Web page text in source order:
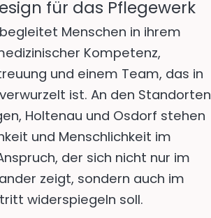
für das Pflegewerk
Menschen in ihrem
Kompetenz,
und einem Team, das in
ist. An den Standorten
Holtenau und Osdorf stehen
und Menschlichkeit im
der sich nicht nur im
zeigt, sondern auch im
widerspiegeln soll.